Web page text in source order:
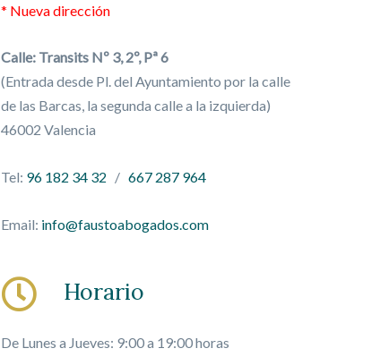
* Nueva dirección
Calle: Transits Nº 3, 2º, Pª 6
(Entrada desde Pl. del Ayuntamiento por la calle
de las Barcas, la segunda calle a la izquierda)
46002 Valencia
Tel: 96 182 34 32 / 667 287 964
Email: info@faustoabogados.com
Horario
De Lunes a Jueves: 9:00 a 19:00 horas